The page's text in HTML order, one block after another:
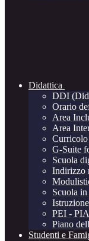
Didattica
DDI
Orario
Area
Area
G-Suite
Scuola
Indirizzo
Scuola
PEI -
Piano
Studenti e